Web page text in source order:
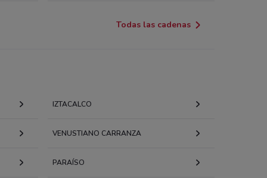
Todas las cadenas
IZTACALCO
VENUSTIANO CARRANZA
PARAÍSO